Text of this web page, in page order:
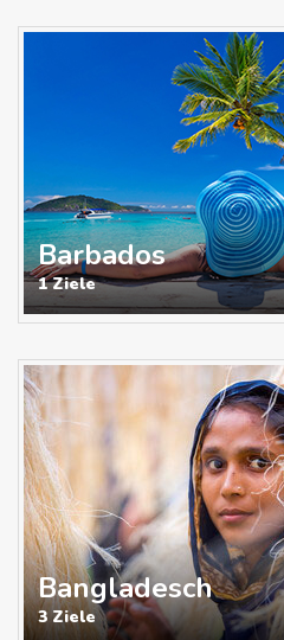
Barbados
1 Ziele
Bangladesch
3 Ziele